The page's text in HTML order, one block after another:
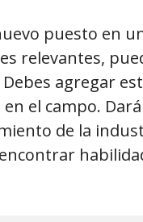
puesto en
relevantes,
agregar
el campo.
de la